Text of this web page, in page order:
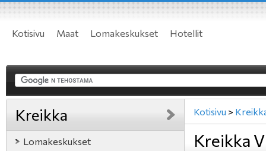
Kotisivu Maat Lomakeskukset Hotellit
Kreikka
Lomakeskukset
Kotisivu >
Kreikka